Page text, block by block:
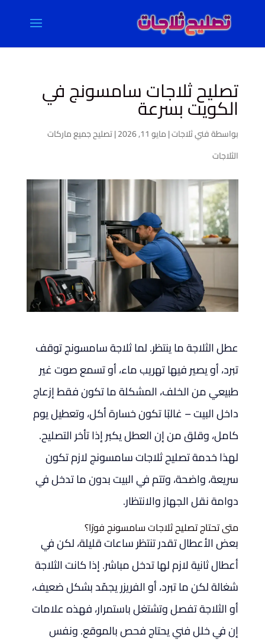
تصليح ثلاجات سامسونج في
الكويت بسرعة
بواسطةفني ثلاجات|مايو 11, 2026 |تصليح جميع ماركات
الثلاجات
عطل الثلاجة ما ينتظر. لما ثلاجة سامسونج توقف
تبرد، أو يصير فيها تهريب ماء، أو تسمع صوت غير
طبيعي من الخلف، المشكلة ما تكون فقط إزعاج
داخل البيت – غالبًا تكون خسارة أكل، وتعطيل يوم
كامل، وقلق من إن العطل يكبر إذا تأخر التصليح.
لهذا خدمة تصليح ثلاجات سامسونج لازم تكون
سريعة، واضحة، وتتم في البيت بدون ما تدخل في
دوامة نقل الجهاز والانتظار.
متى تحتاج تصليح ثلاجات سامسونج فورًا؟
بعض الأعطال تقدر تنتظر ساعات قليلة، لكن في
أعطال ثانية لازم لها تدخل مباشر. إذا كانت الثلاجة
شغالة لكن ما تبرد، أو الفريزر يجمّد بشكل ضعيف،
أو الثلاجة تفصل وتشتغل باستمرار، فهذه علامات
إن في خلل فني يحتاج فحص بالموقع. ونفس